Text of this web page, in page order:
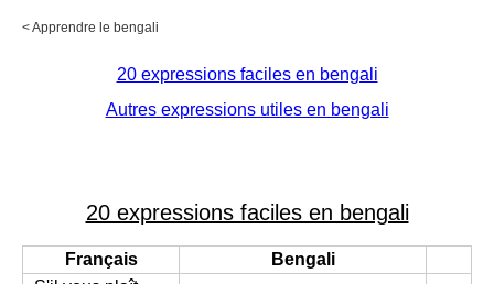
<Apprendre le bengali
20 expressions faciles en bengali
Autres expressions utiles en bengali
20 expressions faciles en bengali
Français
Bengali